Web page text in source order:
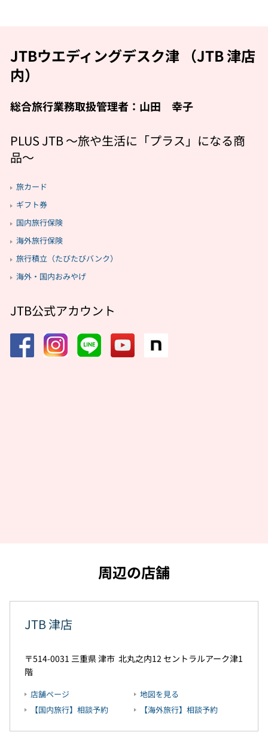
JTBウエディングデスク津 （JTB 津店
内）
総合旅行業務取扱管理者：山田 幸子
PLUS JTB 〜旅や生活に「プラス」になる商
品〜
旅カード
ギフト券
国内旅行保険
海外旅行保険
旅行積立（たびたびバンク）
海外・国内おみやげ
JTB公式アカウント
周辺の店舗
JTB 津店
514-0031 三重県津市 北丸之内12 セントラルアーク津1
階
店舗ページ
【国内旅行】相談予約
地図を見る
【海外旅行】相談予約